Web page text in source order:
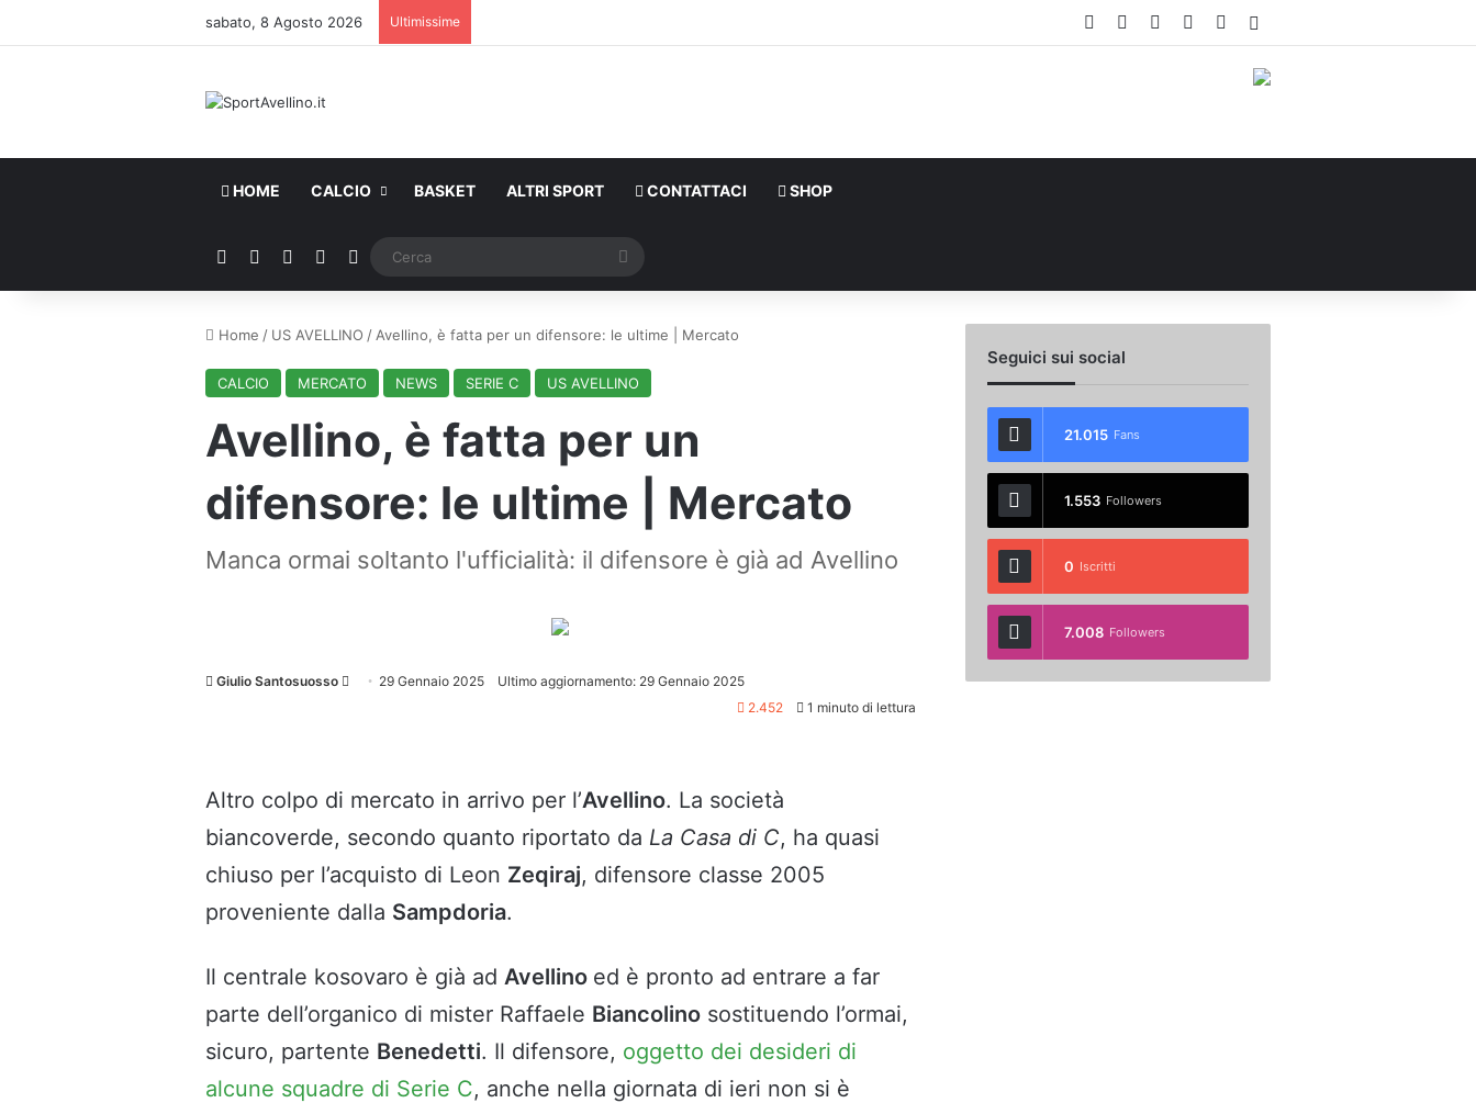
sabato, 8 Agosto 2026 Ultimissime Facebook You TubeInstagramWhatsApp
HOME CALCIO BASKET ALTRI SPORT CONTATTACI SHOP
Facebook You TubeInstagram
WhatsApp Cerca
Home / US AVELLINO / Avellino, è fatta per un difensore: le ultime | Mercato
CALCIO MERCATO NEWS SERIE C US AVELLINO
Avellino, è fatta per un
difensore: le ultime | Mercato
Manca ormai soltanto l'ufficialità: il difensore è già ad Avellino
Giulio Santosuosso
Invia 29 Gennaio 2025
Ultimo aggiornamento: 29 Gennaio 2025
2.452
1 minuto di lettura
Altro colpo di mercato in arrivo per l’Avellino. La società
biancoverde, secondo quanto riportato da La Casa di C, ha quasi
chiuso per l’acquisto di Leon Zeqiraj, difensore classe 2005
proveniente dalla Sampdoria.
Il centrale kosovaro è già ad Avellino ed è pronto ad entrare a far
parte dell’organico di mister Raffaele Biancolino sostituendo l’ormai,
sicuro, partente Benedetti. Il difensore, oggetto dei desideri di
alcune squadre di Serie C, anche nella giornata di ieri non si è
Seguici sui social
21.015 Fans
1.553 Followers
0 Iscritti
7.008 Followers